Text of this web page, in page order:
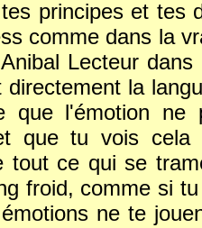
principes et tes
comme dans la
Lecteur
directement la
que l'émotion
que tu vois cela
tout ce qui se
froid, comme si
ne te